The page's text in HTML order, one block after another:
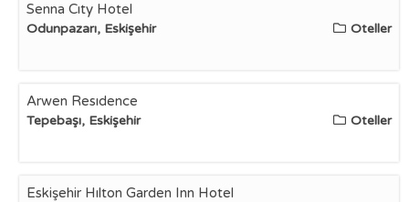
Senna Cıty Hotel
Odunpazarı, Eskişehir Oteller
Arwen Resıdence
Tepebaşı, Eskişehir Oteller
Eskişehir Hılton Garden Inn Hotel